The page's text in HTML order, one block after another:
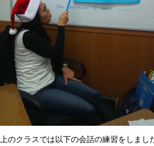
上のクラスでは以下の会話の練習をしまし